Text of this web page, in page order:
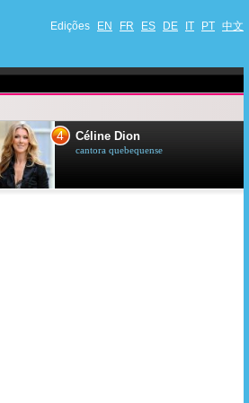
Edições EN FR ES DE IT PT 中文
4 Céline Dion
cantora quebequense